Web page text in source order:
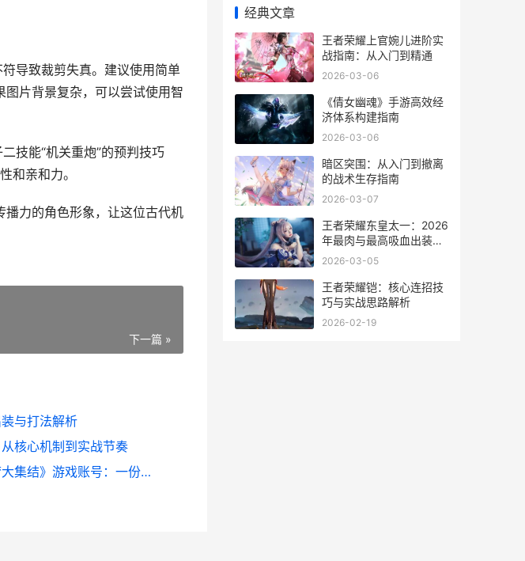
导致裁剪失真。建议使用简单
片背景复杂，可以尝试使用智
技能“机关重炮”的预判技巧
和亲和力。
力的角色形象，让这位古代机
下一篇 »
与打法解析
核心机制到实战节奏
如何彻底注销《宝可梦大集结》游戏账号：一份详尽的指南
经典文章
王者荣耀上官婉儿进阶实
战指南：从入门到精通
2026-03-06
《倩女幽魂》手游高效经
济体系构建指南
2026-03-06
暗区突围：从入门到撤离
的战术生存指南
2026-03-07
王者荣耀东皇太一：2026
年最肉与最高吸血出装策
略
2026-03-05
王者荣耀铠：核心连招技
巧与实战思路解析
2026-02-19